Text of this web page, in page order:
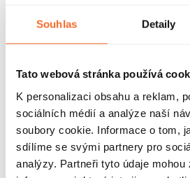
Souhlas Detaily
Tato webová stránka používá
K personalizaci obsahu a reklam,
sociálních médií a analýze naší
soubory cookie. Informace o tom,
sdílíme se svými partnery pro
analýzy. Partneři tyto údaje